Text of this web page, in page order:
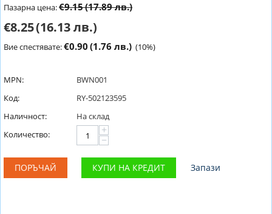
Пазарна цена:€9.15(17.89 лв.)
€8.25(16.13 лв.)
Вие спестявате:€0.90 (1.76 лв.) (10%)
MPN:
BWN001
Код:
RY-502123595
Наличност:
На склад
Количество:
+
−
ПОРЪЧАЙ КУПИ НА КРЕДИТ Запази